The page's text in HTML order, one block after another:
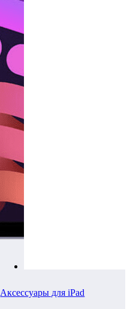
Аксессуары для iPad